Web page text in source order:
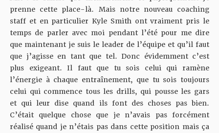
prenne cette place-là. Mais notre nouveau coaching
staff et en particulier Kyle Smith ont vraiment pris le
temps de parler avec moi pendant l’été pour me dire
que maintenant je suis le leader de l’équipe et qu’il faut
que j’agisse en tant que tel. Donc évidemment c’est
plus exigeant. Il faut que tu sois celui qui ramène
l’énergie à chaque entraînement, que tu sois toujours
celui qui commence tous les drills, qui pousse les gars
et qui leur dise quand ils font des choses pas bien.
C’était quelque chose que je n’avais pas forcément
réalisé quand je n’étais pas dans cette position mais ça